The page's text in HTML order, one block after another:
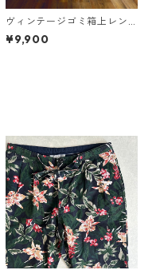
ヴィンテージゴミ箱上レン
ジラック【VAD-T2R】
¥9,900